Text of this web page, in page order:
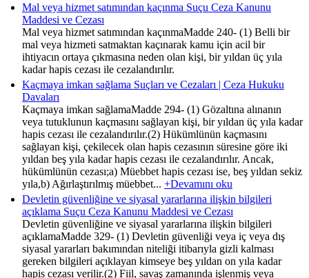
Mal veya hizmet satımından kaçınma Suçu Ceza Kanunu
Maddesi ve Cezası
Mal veya hizmet satımından kaçınmaMadde 240- (1) Belli bir
mal veya hizmeti satmaktan kaçınarak kamu için acil bir
ihtiyacın ortaya çıkmasına neden olan kişi, bir yıldan üç yıla
kadar hapis cezası ile cezalandırılır.
Kaçmaya imkan sağlama Suçları ve Cezaları | Ceza Hukuku
Davaları
Kaçmaya imkan sağlamaMadde 294- (1) Gözaltına alınanın
veya tutuklunun kaçmasını sağlayan kişi, bir yıldan üç yıla kadar
hapis cezası ile cezalandırılır.(2) Hükümlünün kaçmasını
sağlayan kişi, çekilecek olan hapis cezasının süresine göre iki
yıldan beş yıla kadar hapis cezası ile cezalandırılır. Ancak,
hükümlünün cezası;a) Müebbet hapis cezası ise, beş yıldan sekiz
yıla,b) Ağırlaştırılmış müebbet... +Devamını oku
Devletin güvenliğine ve siyasal yararlarına ilişkin bilgileri
açıklama Suçu Ceza Kanunu Maddesi ve Cezası
Devletin güvenliğine ve siyasal yararlarına ilişkin bilgileri
açıklamaMadde 329- (1) Devletin güvenliği veya iç veya dış
siyasal yararları bakımından niteliği itibarıyla gizli kalması
gereken bilgileri açıklayan kimseye beş yıldan on yıla kadar
hapis cezası verilir.(2) Fiil, savaş zamanında işlenmiş veya